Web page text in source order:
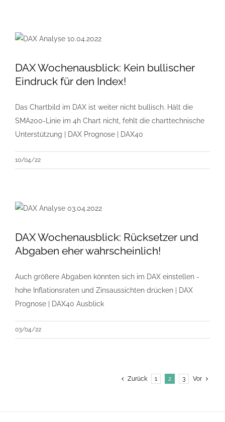
DAX Wochenausblick: Kein bullischer
Eindruck für den Index!
Das Chartbild im DAX ist weiter nicht bullisch. Hält die
SMA200-Linie im 4h Chart nicht, fehlt die charttechnische
Unterstützung | DAX Prognose | DAX40
10/04/22
DAX Wochenausblick: Rücksetzer und
Abgaben eher wahrscheinlich!
Auch größere Abgaben könnten sich im DAX einstellen -
hohe Inflationsraten und Zinsaussichten drücken | DAX
Prognose | DAX40 Ausblick
03/04/22
Zurück 1 2 3 Vor